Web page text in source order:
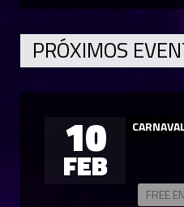
PRÓXIMOS
10
FEB
FREE